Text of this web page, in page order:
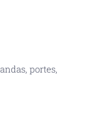
portes,